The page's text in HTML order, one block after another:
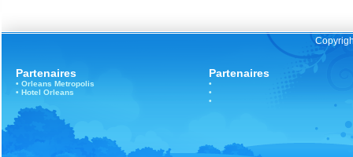
Partenaires
• Orleans Metropolis
• Hotel Orleans
Partenaires
•
•
•